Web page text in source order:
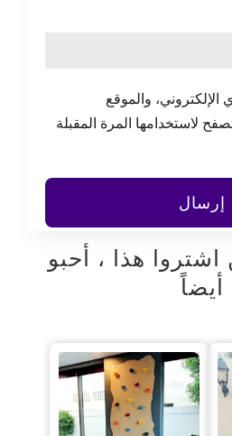
والموقع
لاستخدامها المرة المقبلة
اشتروا هذا ، أحبو
أيضاً